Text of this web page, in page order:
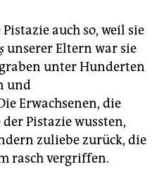
auch so, weil sie
unserer Eltern war sie
unter Hunderten
und
Erwachsenen, die
Pistazie wussten,
zuliebe zurück, die
rasch vergriffen.